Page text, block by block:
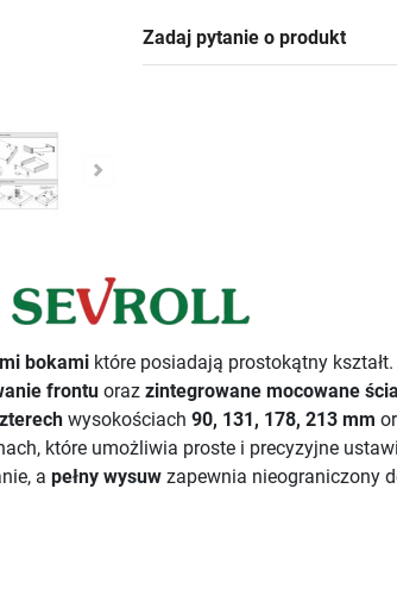
Zadaj pytanie o produkt
bokami które posiadają prostokątny kształt.
frontu oraz zintegrowane mocowane
wysokościach 90, 131, 178, 213 mm
które umożliwia proste i precyzyjne
a pełny wysuw zapewnia nieograniczony